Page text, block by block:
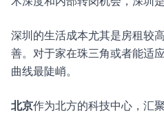
深圳的生活成本尤其是房租较
善。对于家在珠三角或者能适
曲线最陡峭。
北京作为北方的科技中心，汇